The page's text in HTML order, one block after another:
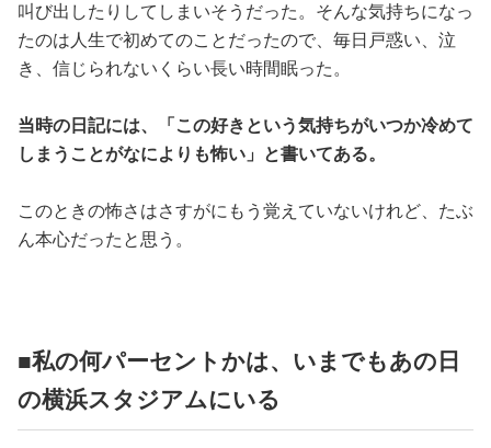
叫び出したりしてしまいそうだった。そんな気持ちになっ
たのは人生で初めてのことだったので、毎日戸惑い、泣
き、信じられないくらい長い時間眠った。
当時の日記には、「この好きという気持ちがいつか冷めて
しまうことがなによりも怖い」と書いてある。
このときの怖さはさすがにもう覚えていないけれど、たぶ
ん本心だったと思う。
■私の何パーセントかは、いまでもあの日
の横浜スタジアムにいる